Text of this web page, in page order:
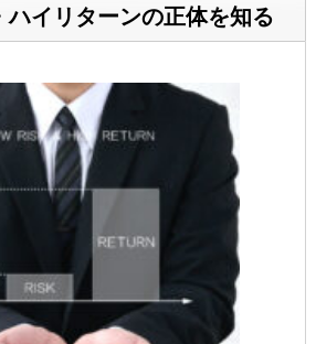
ハイリターンの正体を知る